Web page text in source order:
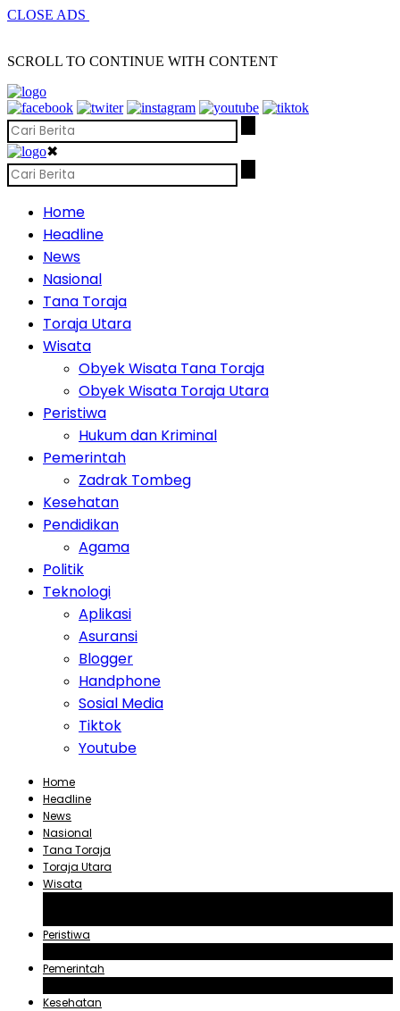
CLOSE ADS
SCROLL TO CONTINUE WITH CONTENT
✖
Home
Headline
News
Nasional
Tana Toraja
Toraja Utara
Wisata
Obyek Wisata Tana Toraja
Obyek Wisata Toraja Utara
Peristiwa
Hukum dan Kriminal
Pemerintah
Zadrak Tombeg
Kesehatan
Pendidikan
Agama
Politik
Teknologi
Aplikasi
Asuransi
Blogger
Handphone
Sosial Media
Tiktok
Youtube
Home
Headline
News
Nasional
Tana Toraja
Toraja Utara
Wisata
Peristiwa
Pemerintah
Kesehatan